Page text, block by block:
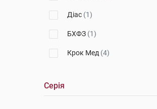
Препарати для лікування
свербежу
Препарати при псоріазі, екземі
Протигрибкові препарати для
Діас (1)
БХФЗ (1)
Крок Мед (4)
Серія